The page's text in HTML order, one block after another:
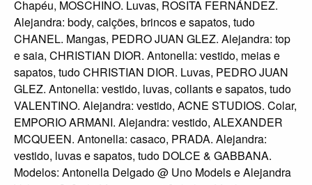
Chapéu, MOSCHINO. Luvas, ROSITA FERNÁNDEZ.
Alejandra: body, calções, brincos e sapatos, tudo
CHANEL. Mangas, PEDRO JUAN GLEZ. Alejandra: top
e saia, CHRISTIAN DIOR. Antonella: vestido, meias e
sapatos, tudo CHRISTIAN DIOR. Luvas, PEDRO JUAN
GLEZ. Antonella: vestido, luvas, collants e sapatos, tudo
VALENTINO. Alejandra: vestido, ACNE STUDIOS. Colar,
EMPORIO ARMANI. Alejandra: vestido, ALEXANDER
MCQUEEN. Antonella: casaco, PRADA. Alejandra:
vestido, luvas e sapatos, tudo DOLCE & GABBANA.
Modelos: Antonella Delgado @ Uno Models e Alejandra